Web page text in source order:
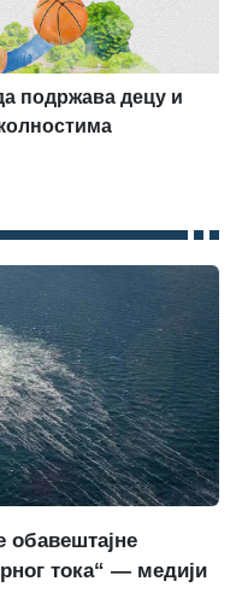
подржава децу и
обавештајне
тока“ — медији